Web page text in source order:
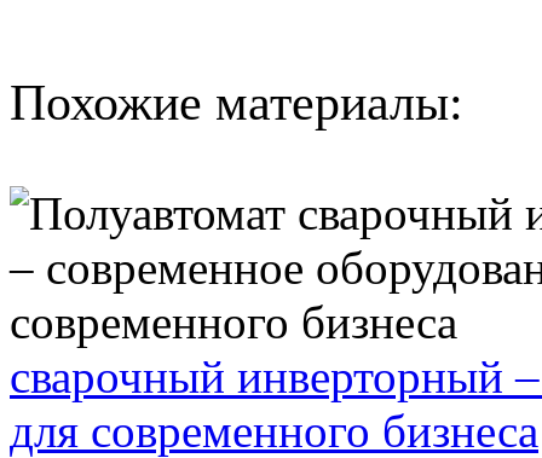
Похожие материалы:
сварочный инверторный
для современного бизнеса